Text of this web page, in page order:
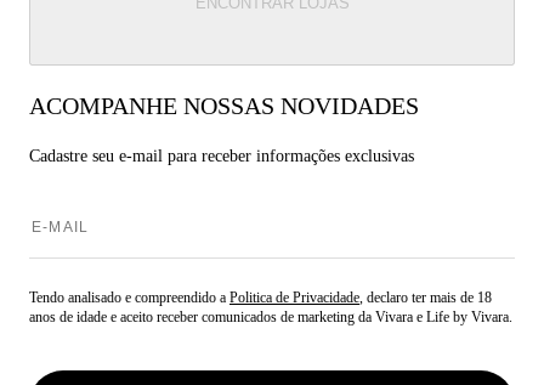
ACOMPANHE NOSSAS NOVIDADES
Cadastre seu e-mail para receber informações exclusivas
Tendo analisado e compreendido a Politica de Privacidade, declaro ter mais de 18
anos de idade e aceito receber comunicados de marketing da Vivara e Life by Vivara.